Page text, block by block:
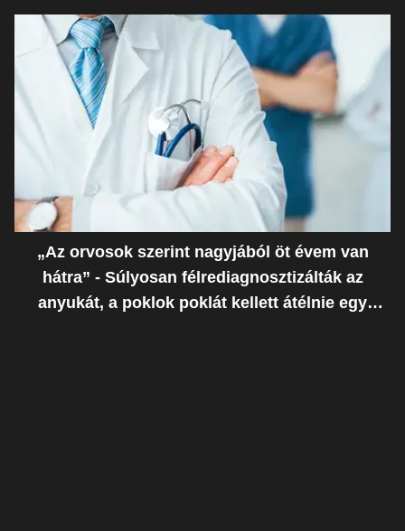
„Az orvosok szerint nagyjából öt évem van
hátra” - Súlyosan félrediagnosztizálták az
anyukát, a poklok poklát kellett átélnie egy